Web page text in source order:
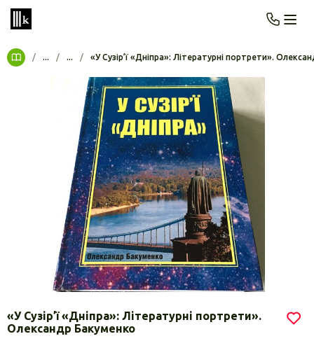
/ ... / ... / «У Сузір’ї «Дніпра»: Літературні портрети».
«У Сузір’ї «Дніпра»: Літературні портрети».
Олександр Бакуменко